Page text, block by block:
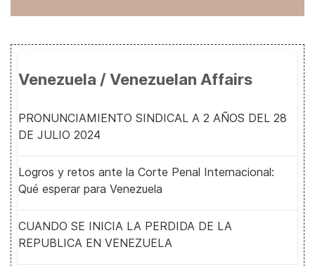
Venezuela / Venezuelan Affairs
PRONUNCIAMIENTO SINDICAL A 2 AÑOS DEL 28
DE JULIO 2024
Logros y retos ante la Corte Penal Internacional:
Qué esperar para Venezuela
CUANDO SE INICIA LA PERDIDA DE LA
REPUBLICA EN VENEZUELA